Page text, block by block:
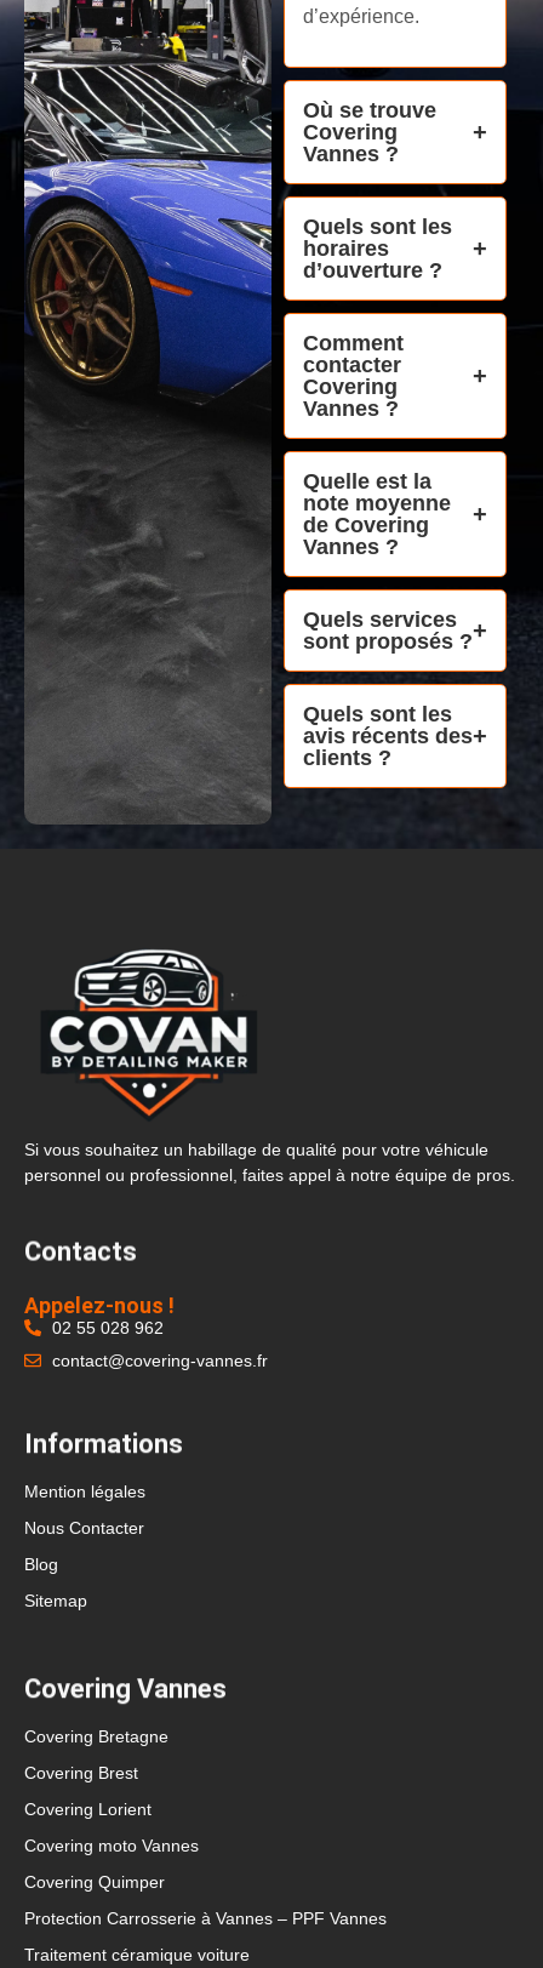
d’expérience.
Où se trouve
Covering
Vannes ?
Quels sont les
horaires
d’ouverture ?
Comment
contacter
Covering
Vannes ?
Quelle est la
note moyenne
de Covering
Vannes ?
Quels services
sont proposés ?
Quels sont les
avis récents des
clients ?
Si vous souhaitez un habillage de qualité pour votre véhicule
personnel ou professionnel, faites appel à notre équipe de pros.
Contacts
Appelez-nous !
02 55 028 962
contact@covering-vannes.fr
Informations
Mention légales
Nous Contacter
Blog
Sitemap
Covering Vannes
Covering Bretagne
Covering Brest
Covering Lorient
Covering moto Vannes
Covering Quimper
Protection Carrosserie à Vannes – PPF Vannes
Traitement céramique voiture